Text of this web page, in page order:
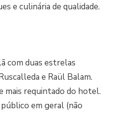
e culinária de qualidade.
com duas estrelas
e Raül Balam.
mais requintado do hotel.
em geral (não